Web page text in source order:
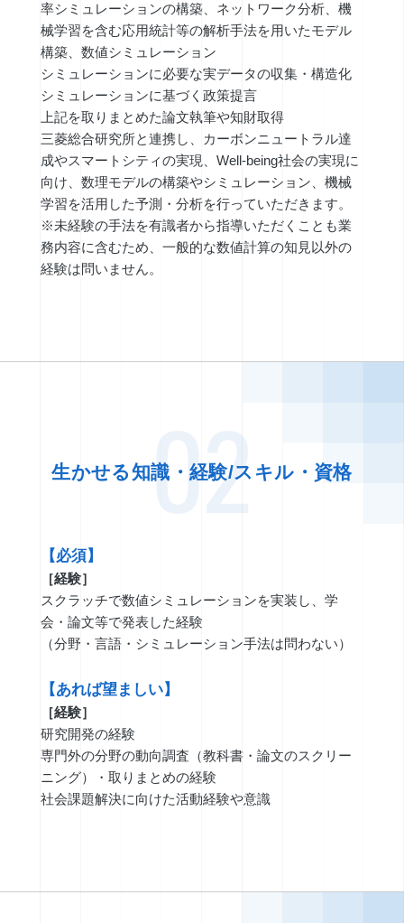
率シミュレーションの構築、ネットワーク分析、機
械学習を含む応用統計等の解析手法を用いたモデル
構築、数値シミュレーション
シミュレーションに必要な実データの収集・構造化
シミュレーションに基づく政策提言
上記を取りまとめた論文執筆や知財取得
三菱総合研究所と連携し、カーボンニュートラル達
成やスマートシティの実現、Well-being社会の実現に
向け、数理モデルの構築やシミュレーション、機械
学習を活用した予測・分析を行っていただきます。
※未経験の手法を有識者から指導いただくことも業
務内容に含むため、一般的な数値計算の知見以外の
経験は問いません。
02
生かせる知識・経験/スキル・資格
【必須】
［経験］
スクラッチで数値シミュレーションを実装し、学
会・論文等で発表した経験
（分野・言語・シミュレーション手法は問わない）
【あれば望ましい】
［経験］
研究開発の経験
専門外の分野の動向調査（教科書・論文のスクリー
ニング）・取りまとめの経験
社会課題解決に向けた活動経験や意識